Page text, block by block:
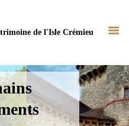
de l'Isle Crémieu